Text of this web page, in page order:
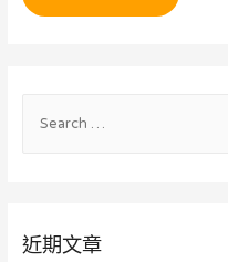
近期文章